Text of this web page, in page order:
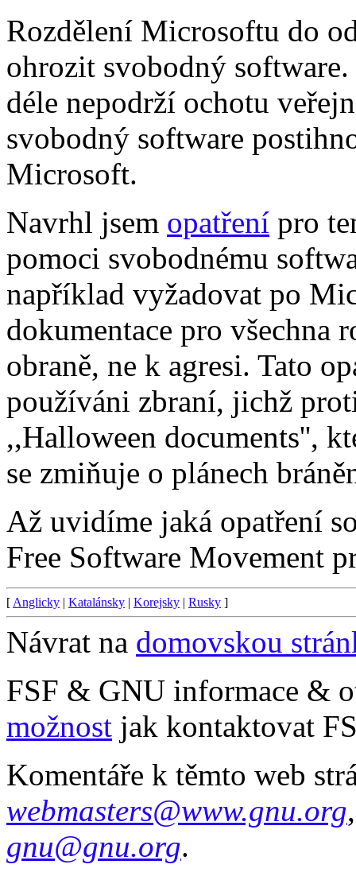
Rozdělení Microsoftu do
ohrozit svobodný
déle nepodrží ochotu
svobodný software
Microsoft.
Navrhl jsem opatření pro
pomoci svobodnému
například vyžadovat po
dokumentace pro všechna
obraně, ne k agresi. Tato
používáni zbraní, jichž
,,Halloween documents'',
se zmiňuje o plánech
Až uvidíme jaká opatření
Free Software Movement
[ Anglicky | Katalánsky | Korejsky | Rusky ]
Návrat na domovskou
FSF & GNU informace &
možnost jak kontaktovat
Komentáře k těmto web
webmasters@www.gnu.org
gnu@gnu.org.